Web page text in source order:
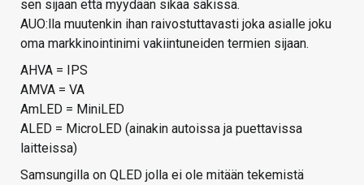
sen sijaan että myydään sikaa säkissä.
AUO:lla muutenkin ihan raivostuttavasti joka asialle joku
oma markkinointinimi vakiintuneiden termien sijaan.
AHVA = IPS
AMVA = VA
AmLED = MiniLED
ALED = MicroLED (ainakin autoissa ja puettavissa
laitteissa)
Samsungilla on QLED jolla ei ole mitään tekemistä